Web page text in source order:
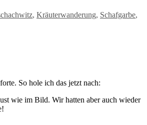
, Kräuterwanderung, Schafgarbe,
So hole ich das jetzt nach:
wie im Bild. Wir hatten aber auch wieder